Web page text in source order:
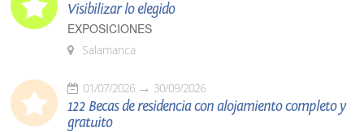
Visibilizar lo elegido
EXPOSICIONES
Salamanca
01/07/2026 30/09/2026
122 Becas de residencia con alojamiento completo y
gratuito